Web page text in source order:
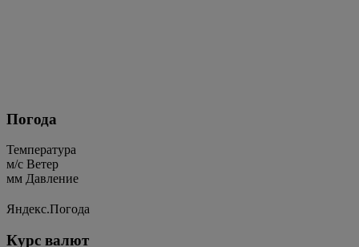
Погода
Температура
м/c Ветер
мм Давление
Яндекс.Погода
Курс валют